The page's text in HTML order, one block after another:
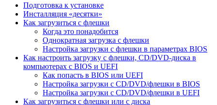
Подготовка к установке
Инсталляция «десятки»
Как загрузиться с флешки
Когда это понадобится
Однократная загрузка с флешки
Настройка загрузки с флешки в параметрах BIOS
Как настроить загрузку с флешки, CD/DVD-диска в
компьютерах с BIOS и UEFI
Как попасть в BIOS или UEFI
Настройка загрузки с CD/DVD/флешки в BIOS
Настройка загрузки с CD/DVD/флешки в UEFI
Как загрузиться с флешки или с диска